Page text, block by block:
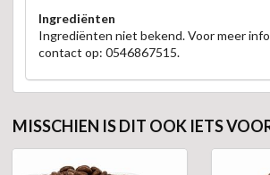
Ingrediënten
Ingrediënten niet bekend. Voor meer
contact op: 0546867515.
MISSCHIEN IS DIT OOK IETS